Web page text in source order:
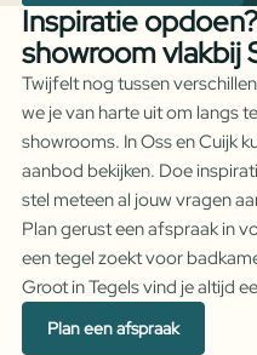
Inspiratie
showroom vlakbij
Twijfelt nog tussen
we je van harte uit om langs
showrooms. In Oss en Cuijk
aanbod bekijken. Doe
stel meteen al jouw vragen
Plan gerust een afspraak in
een tegel zoekt voor
Groot in Tegels vind je altijd
Plan een afspraak